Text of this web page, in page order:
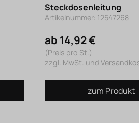
Steckdosenleitung
Artikelnummer: 12547268
ab 14,92 €
(Preis pro St.)
zzgl. MwSt. und
zum Produkt